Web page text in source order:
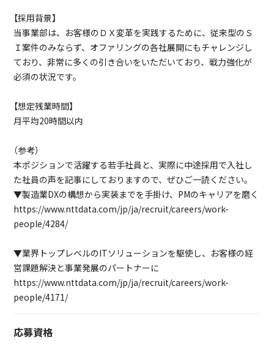
【採用背景】
当事業部は、お客様のＤＸ変革を実践するために、従来型のＳ
Ｉ案件のみならず、オファリングの各社展開にもチャレンジし
ており、非常に多くの引き合いをいただいており、戦力強化が
必須の状況です。
【想定残業時間】
月平均20時間以内
（参考）
本ポジションで活躍する若手社員と、実際に中途採用で入社し
た社員の声を記事にしておりますので、ぜひご一読ください。
▼製造業DXの構想から実装までを手掛け、PMのキャリアを磨く
https://www.nttdata.com/jp/ja/recruit/careers/work-
people/4284/
▼業界トップレベルのITソリューションを駆使し、お客様の経
営課題解決と事業発展のパートナーに
https://www.nttdata.com/jp/ja/recruit/careers/work-
people/4171/
応募資格